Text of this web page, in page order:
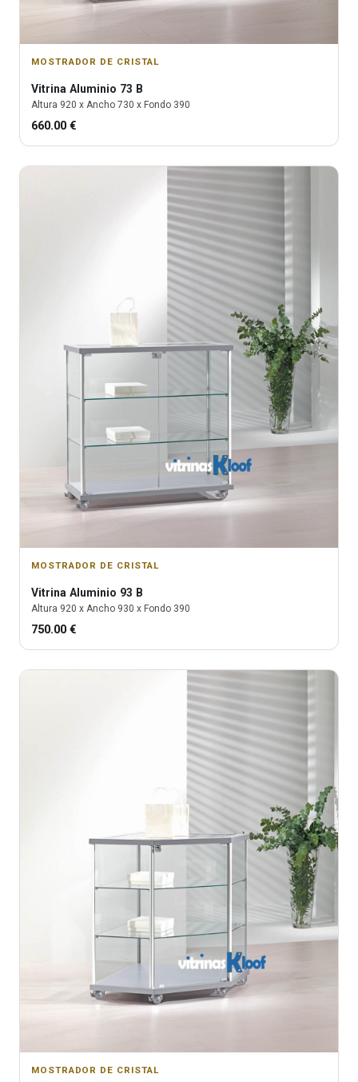
MOSTRADOR DE CRISTAL
Vitrina Aluminio 73 B
Altura 920 x Ancho 730 x Fondo 390
660.00 €
MOSTRADOR DE CRISTAL
Vitrina Aluminio 93 B
Altura 920 x Ancho 930 x Fondo 390
750.00 €
MOSTRADOR DE CRISTAL